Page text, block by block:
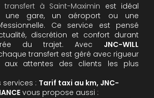
à Saint-Maximin est idéal
une gare, un aéroport ou une
Ce service est pensé
discrétion et confort durant
du trajet. Avec JNC-WILL
transfert est géré avec rigueur
aux attentes des clients les plus
services : Tarif taxi au km, JNC-
vous propose aussi :